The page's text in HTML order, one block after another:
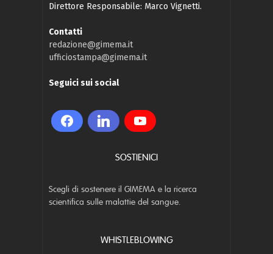
Direttore Responsabile: Marco Vignetti.
Contatti
redazione@gimema.it
ufficiostampa@gimema.it
Seguici sui social
SOSTIENICI
Scegli di sostenere il GIMEMA e la ricerca
scientifica sulle malattie del sangue.
WHISTLEBLOWING